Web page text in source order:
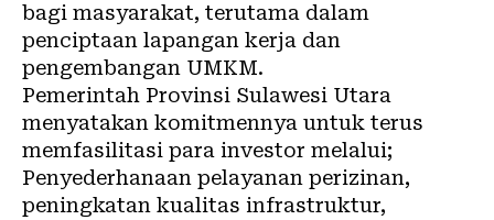
bagi masyarakat, terutama dalam
penciptaan lapangan kerja dan
pengembangan UMKM.
Pemerintah Provinsi Sulawesi Utara
menyatakan komitmennya untuk terus
memfasilitasi para investor melalui;
Penyederhanaan pelayanan perizinan,
peningkatan kualitas infrastruktur,